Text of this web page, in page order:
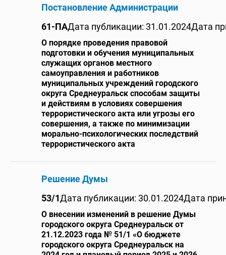
Постановление Администрации
61-ПАДата публикации: 31.01.2024Дата
О порядке проведения правовой
подготовки и обучения муниципальных
служащих органов местного
самоуправления и работников
муниципальных учреждений городского
округа Среднеуральск способам защиты
и действиям в условиях совершения
террористического акта или угрозы его
совершения, а также по минимизации
морально-психологических последствий
террористического акта
Решение Думы
53/1Дата публикации: 30.01.2024Дата
О внесении изменений в решение Думы
городского округа Среднеуральск от
21.12.2023 года № 51/1 «О бюджете
городского округа Среднеуральск на